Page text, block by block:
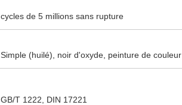
cycles de 5 millions sans rupture
Simple (huilé), noir d'oxyde, peinture de couleur
GB/T 1222, DIN 17221